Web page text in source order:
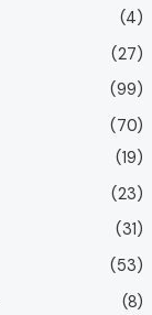
(4)
(27)
(99)
(70)
(19)
(23)
(31)
(53)
(8)